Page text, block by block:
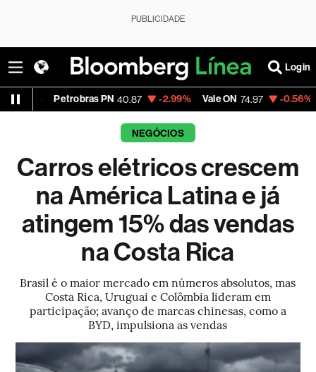
PUBLICIDADE
Login
PN 40.87 -2.99% Vale ON 74.97 -0.56% Itaú PN
NEGÓCIOS
Carros elétricos crescem
na América Latina e já
atingem 15% das vendas
na Costa Rica
Brasil é o maior mercado em números absolutos, mas
Costa Rica, Uruguai e Colômbia lideram em
participação; avanço de marcas chinesas, como a
BYD, impulsiona as vendas